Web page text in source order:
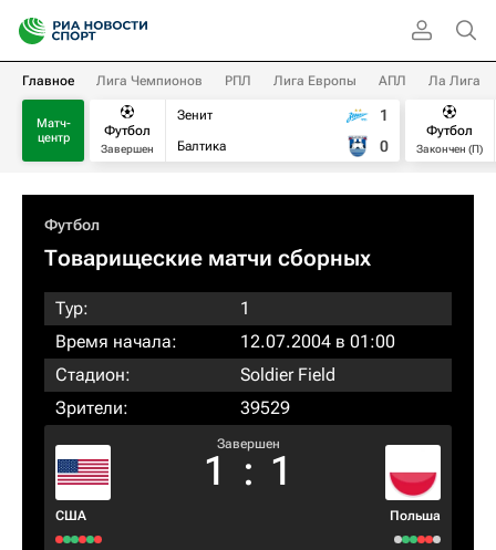
Главное Лига Чемпионов РПЛ Лига Европы АПЛ Ла Лига
Матч-
центр
Футбол
Завершен
Зенит
Балтика
1
0
Футбол
Закончен (П)
Футбол
Товарищеские матчи сборных
Тур:
1
Время начала:
12.07.2004 в 01:00
Стадион:
Soldier Field
Зрители:
39529
США
Завершен
1 : 1
Польша